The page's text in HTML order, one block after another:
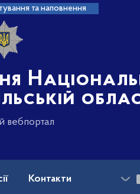
та наповнення
вебпортал
Контакти